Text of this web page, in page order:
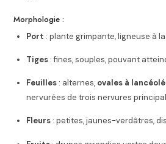
Morphologie :
Port : plante grimpante, ligneuse à
Tiges : fines, souples, pouvant
Feuilles : alternes, ovales à
nervurées de trois nervures
Fleurs : petites, jaunes-verdâtres,